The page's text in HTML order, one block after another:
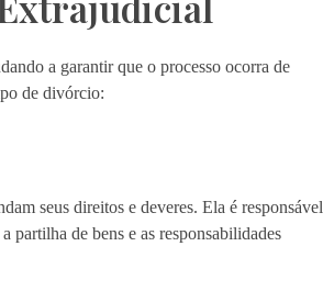
a garantir que o processo ocorra de
de divórcio:
seus direitos e deveres. Ela é responsável
partilha de bens e as responsabilidades